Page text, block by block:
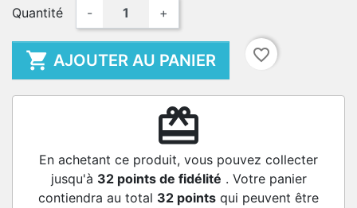
Quantité - +
 AJOUTER AU PANIER favorite_border
redeem
En achetant ce produit, vous pouvez collecter
jusqu'à 32points de fidélité . Votre panier
contiendra au total 32 points qui peuvent être